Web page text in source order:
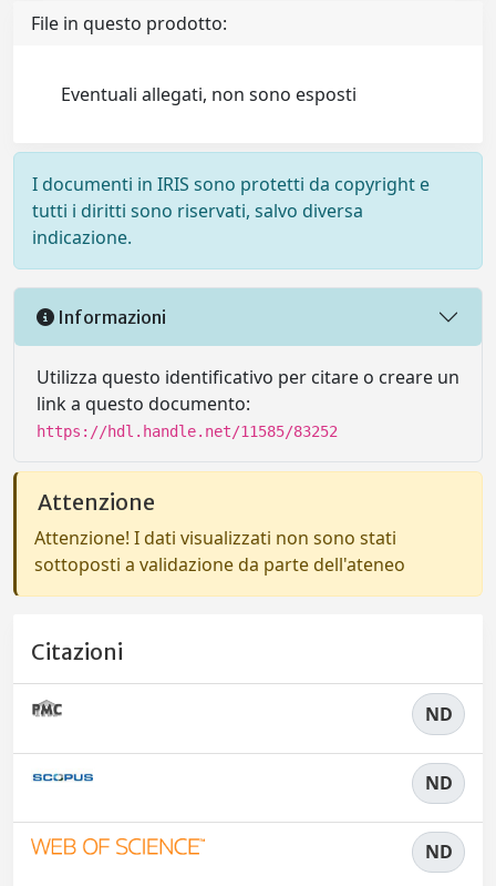
File in questo prodotto:
Eventuali allegati, non sono esposti
I documenti in IRIS sono protetti da copyright e
tutti i diritti sono riservati, salvo diversa
indicazione.
Informazioni
Utilizza questo identificativo per citare o creare un
link a questo documento:
https://hdl.handle.net/11585/83252
Attenzione
Attenzione! I dati visualizzati non sono stati
sottoposti a validazione da parte dell'ateneo
Citazioni
ND
ND
ND